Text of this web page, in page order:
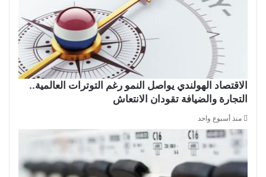
الاقتصاد الهولندي يواصل النمو رغم التوترات العالمية..
التجارة والضيافة تقودان الانتعاش
منذ أسبوع واحد